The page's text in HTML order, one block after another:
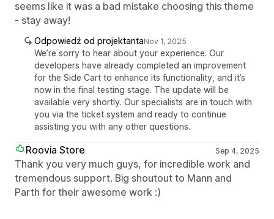
seems like it was a bad mistake choosing this theme
- stay away!
Odpowiedź od projektantaNov 1, 2025
We’re sorry to hear about your experience. Our
developers have already completed an improvement
for the Side Cart to enhance its functionality, and it’s
now in the final testing stage. The update will be
available very shortly. Our specialists are in touch with
you via the ticket system and ready to continue
assisting you with any other questions.
Roovia Store Sep 4, 2025
Thank you very much guys, for incredible work and
tremendous support. Big shoutout to Mann and
Parth for their awesome work :)